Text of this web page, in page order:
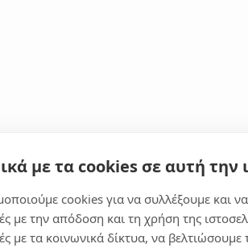
7500U 8GB Ram 512GB SSD
με τα cookies σε αυτή την
cookies για να συλλέξουμε και
με την απόδοση και τη χρήση της
με τα κοινωνικά δίκτυα, να